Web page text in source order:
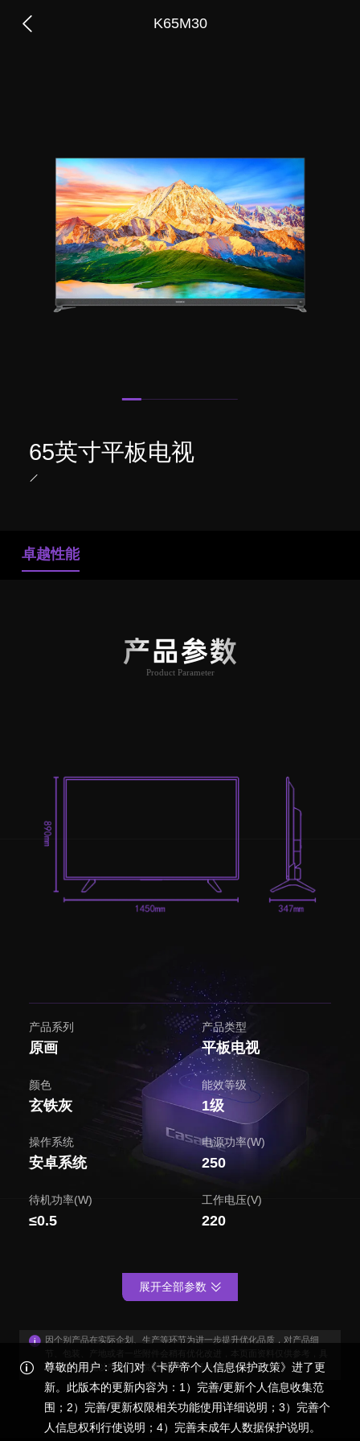
K65M30
65英寸平板电视
卓越性能
产品参数
Product Parameter
产品系列
原画
产品类型
平板电视
颜色
玄铁灰
能效等级
1级
操作系统
安卓系统
电源功率(W)
250
待机功率(W)
≤0.5
工作电压(V)
220
因个别产品在实际企划、生产等环节为进一步提升优化品质，对产品细
体外观与功能以产品装箱说明书为准，感谢您的谅解！
展开全部参数
尊敬的用户：我们对《卡萨帝个人信息保护政策》进了更
新。此版本的更新内容为：1）完善/更新个人信息收集范
围；2）完善/更新权限相关功能使用详细说明；3）完善个
人信息权利行使说明；4）完善未成年人数据保护说明。